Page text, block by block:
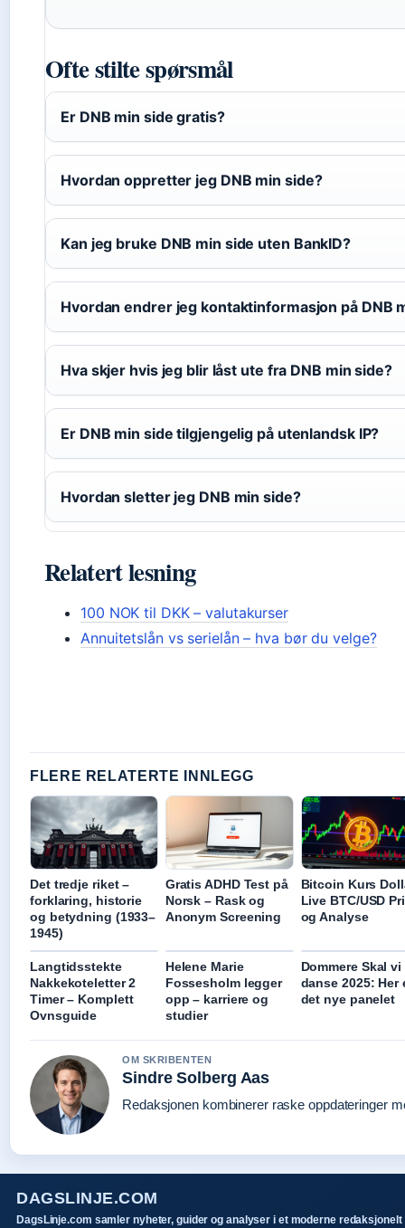
Ofte stilte spørsmål
Er DNB min side gratis?
Hvordan oppretter jeg DNB min side?
Kan jeg bruke DNB min side uten BankID?
Hvordan endrer jeg kontaktinformasjon på DNB
Hva skjer hvis jeg blir låst ute fra DNB min side?
Er DNB min side tilgjengelig på utenlandsk IP?
Hvordan sletter jeg DNB min side?
Relatert lesning
100 NOK til DKK – valutakurser
Annuitetslån vs serielån – hva bør du velge?
FLERE RELATERTE INNLEGG
Det tredje riket –
forklaring, historie
og betydning (1933–
1945)
Gratis ADHD Test på
Norsk – Rask og
Anonym Screening
Bitcoin Kurs
Live BTC/USD
og Analyse
Langtidsstekte
Nakkekoteletter 2
Timer – Komplett
Ovnsguide
Helene Marie
Fossesholm legger
opp – karriere og
studier
Dommere Skal vi
danse 2025: Her
det nye panelet
OM SKRIBENTEN
Sindre Solberg Aas
Redaksjonen kombinerer raske oppdateringer
DAGSLINJE.COM
DagsLinje.com samler nyheter, guider og analyser i et moderne redaksjonelt